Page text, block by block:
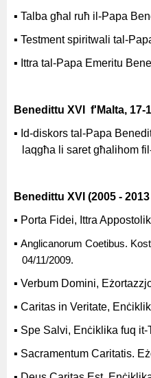
▪ Talba għal ruħ il-Papa
▪ Testment spiritwali tal-
▪ Ittra tal-Papa Emeritu
Benedittu XVI f'Malta, 17-
▪ Id-diskors tal-Papa
laqgħa li saret għalihom
Benedittu XVI (2005 -
▪ Porta Fidei, ttra
▪ Anglicanorum Coetibus.
04/11/2009.
▪ Verbum Domini,
▪ Caritas in Veritate,
▪ Spe Salvi, Enċiklika fuq it-
▪ Sacramentum Caritatis.